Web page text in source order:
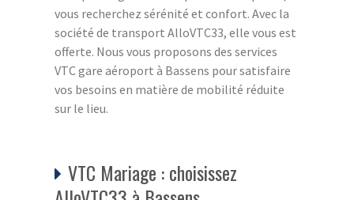
vous recherchez sérénité et confort. Avec la
société de transport AlloVTC33, elle vous est
offerte. Nous vous proposons des services
VTC gare aéroport à Bassens pour satisfaire
vos besoins en matière de mobilité réduite
sur le lieu.
VTC Mariage : choisissez